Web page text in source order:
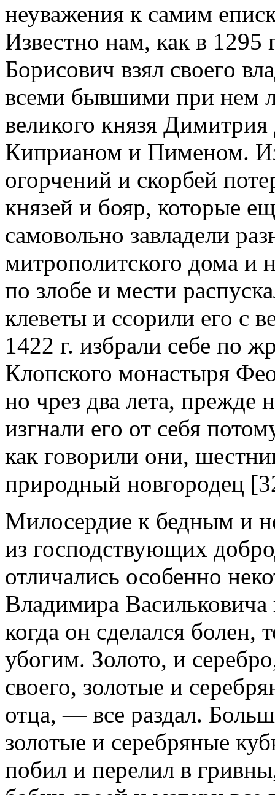
неуважения к самим
Известно нам, как в 1295
Борисович взял своего
всеми бывшими при нем
великого князя
Киприаном и Пименом.
огорчений и скорбей
князей и бояр, которые
самовольно завладели
митрополитского дома и
по злобе и мести
клеветы и ссорили его с
1422 г. избрали себе по
Клопского монастыря
но чрез два лета,
изгнали его от себя
как говорили они,
природный новгородец
Милосердие к бедным и
из господствующих
отличались особенно
Владимира Васильковича
когда он сделался болен,
убогим. Золото, и
своего, золотые и
отца, — все раздал.
золотые и серебряные
побил и перелил в